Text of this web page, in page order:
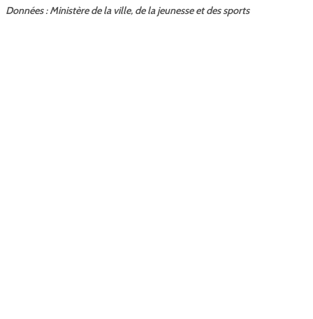
Données : Ministère de la ville, de la jeunesse et des sports